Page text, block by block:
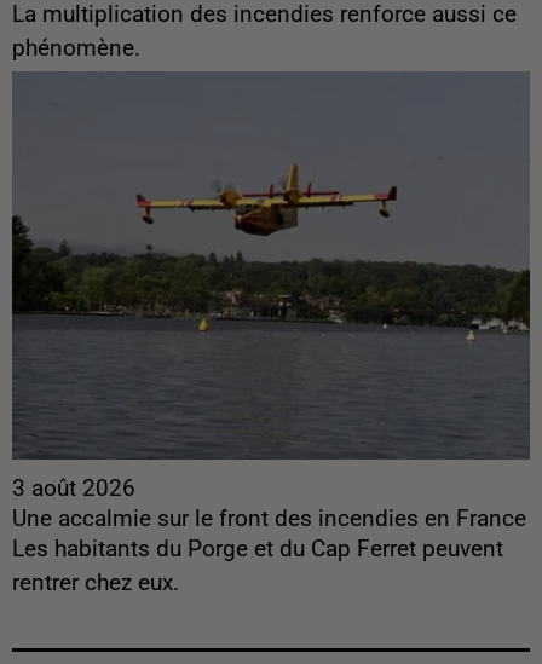
La multiplication des incendies renforce aussi ce
phénomène.
3 août 2026
Une accalmie sur le front des incendies en France
Les habitants du Porge et du Cap Ferret peuvent
rentrer chez eux.